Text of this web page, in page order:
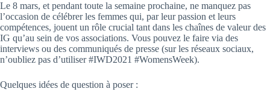
Le 8 mars, et pendant toute la semaine prochaine, ne manquez pas
l’occasion de célébrer les femmes qui, par leur passion et leurs
compétences, jouent un rôle crucial tant dans les chaînes de valeur des
IG qu’au sein de vos associations. Vous pouvez le faire via des
interviews ou des communiqués de presse (sur les réseaux sociaux,
n’oubliez pas d’utiliser #IWD2021 #WomensWeek).
Quelques idées de question à poser :